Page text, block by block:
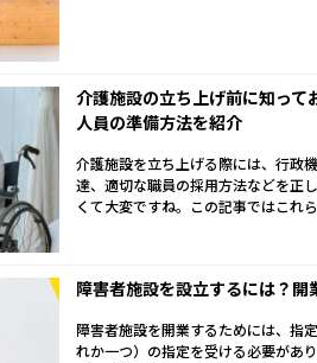
介護施設の立ち上げ前に知って
人員の準備方法を紹介
介護施設を立ち上げる際には、行政
達、適切な職員の採用方法などを正
くて大変ですね。この記事ではこれ
障害者施設を設立するには？開
障害者施設を開業するためには、指
れか一つ）の指定を受ける必要があ